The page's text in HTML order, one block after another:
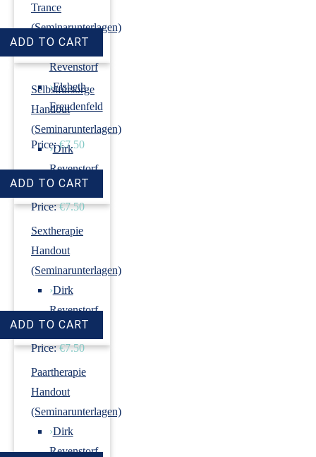
Trance
(Seminarunterlagen)
›Dirk
Revenstorf
›Elsbeth
Freudenfeld
Price: €7.50
Selbstfürsorge
Handout
(Seminarunterlagen)
›Dirk
Revenstorf
Price: €7.50
Sextherapie
Handout
(Seminarunterlagen)
›Dirk
Revenstorf
Price: €7.50
Paartherapie
Handout
(Seminarunterlagen)
›Dirk
Revenstorf